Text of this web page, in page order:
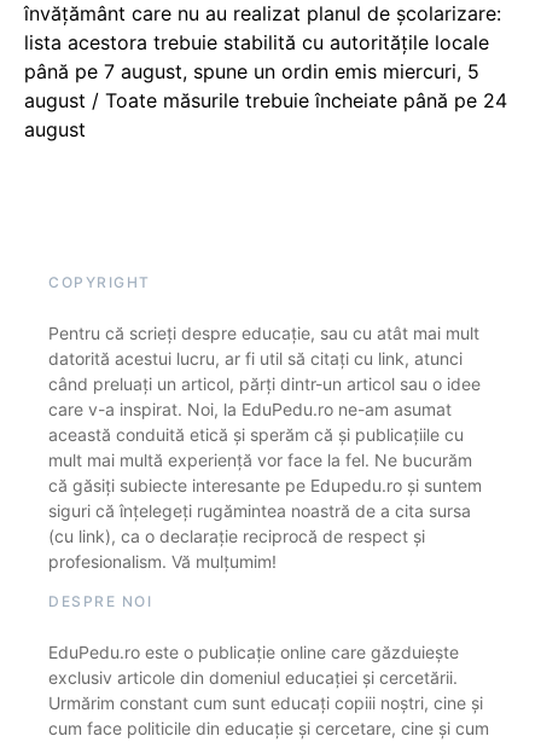
învățământ care nu au realizat planul de școlarizare:
lista acestora trebuie stabilită cu autoritățile locale
până pe 7 august, spune un ordin emis miercuri, 5
august / Toate măsurile trebuie încheiate până pe 24
august
COPYRIGHT
Pentru că scrieți despre educație, sau cu atât mai mult
datorită acestui lucru, ar fi util să citați cu link, atunci
când preluați un articol, părți dintr-un articol sau o idee
care v-a inspirat. Noi, la EduPedu.ro ne-am asumat
această conduită etică și sperăm că și publicațiile cu
mult mai multă experiență vor face la fel. Ne bucurăm
că găsiți subiecte interesante pe Edupedu.ro și suntem
siguri că înțelegeți rugămintea noastră de a cita sursa
(cu link), ca o declarație reciprocă de respect și
profesionalism. Vă mulțumim!
DESPRE NOI
EduPedu.ro este o publicație online care găzduiește
exclusiv articole din domeniul educației și cercetării.
Urmărim constant cum sunt educați copiii noștri, cine și
cum face politicile din educație și cercetare, cine și cum